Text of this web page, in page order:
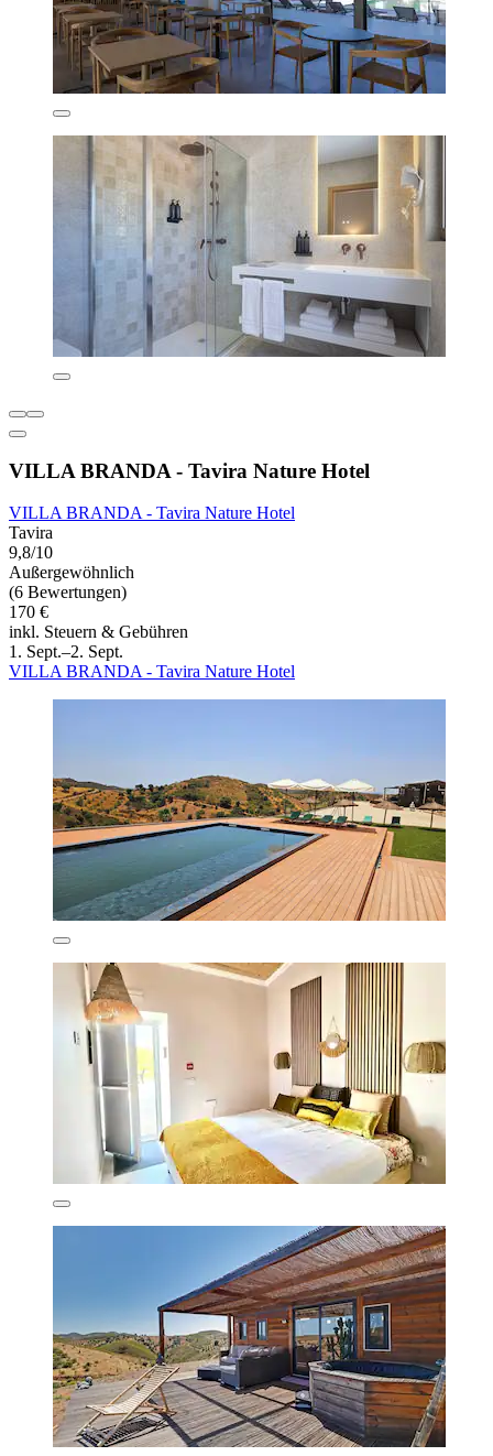
VILLA BRANDA - Tavira Nature Hotel
VILLA BRANDA - Tavira Nature Hotel
Tavira
9,8/10
Außergewöhnlich
(6 Bewertungen)
170 €
inkl. Steuern & Gebühren
1. Sept.–2. Sept.
VILLA BRANDA - Tavira Nature Hotel